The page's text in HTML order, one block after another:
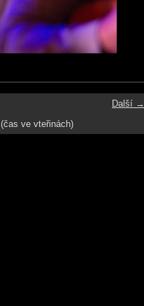
Další →
(čas ve vteřinách)